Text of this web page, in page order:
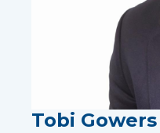
Tobi Gowers